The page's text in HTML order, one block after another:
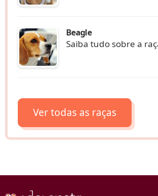
Beagle
Saiba tudo sobre a
Ver todas as raças